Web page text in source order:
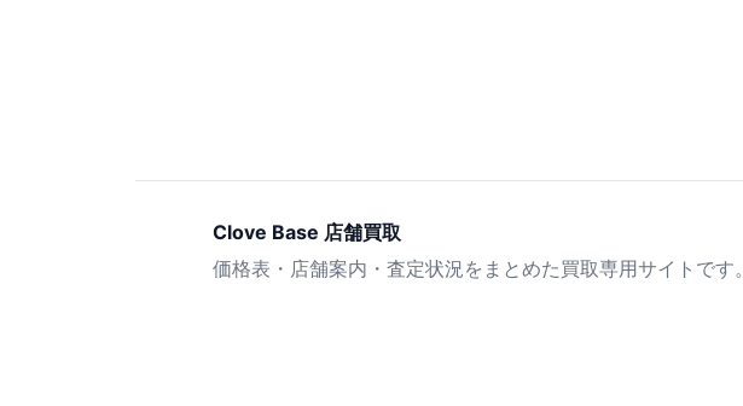
Clove Base 店舗買取
価格表・店舗案内・査定状況をまとめた買取専用サイトです。